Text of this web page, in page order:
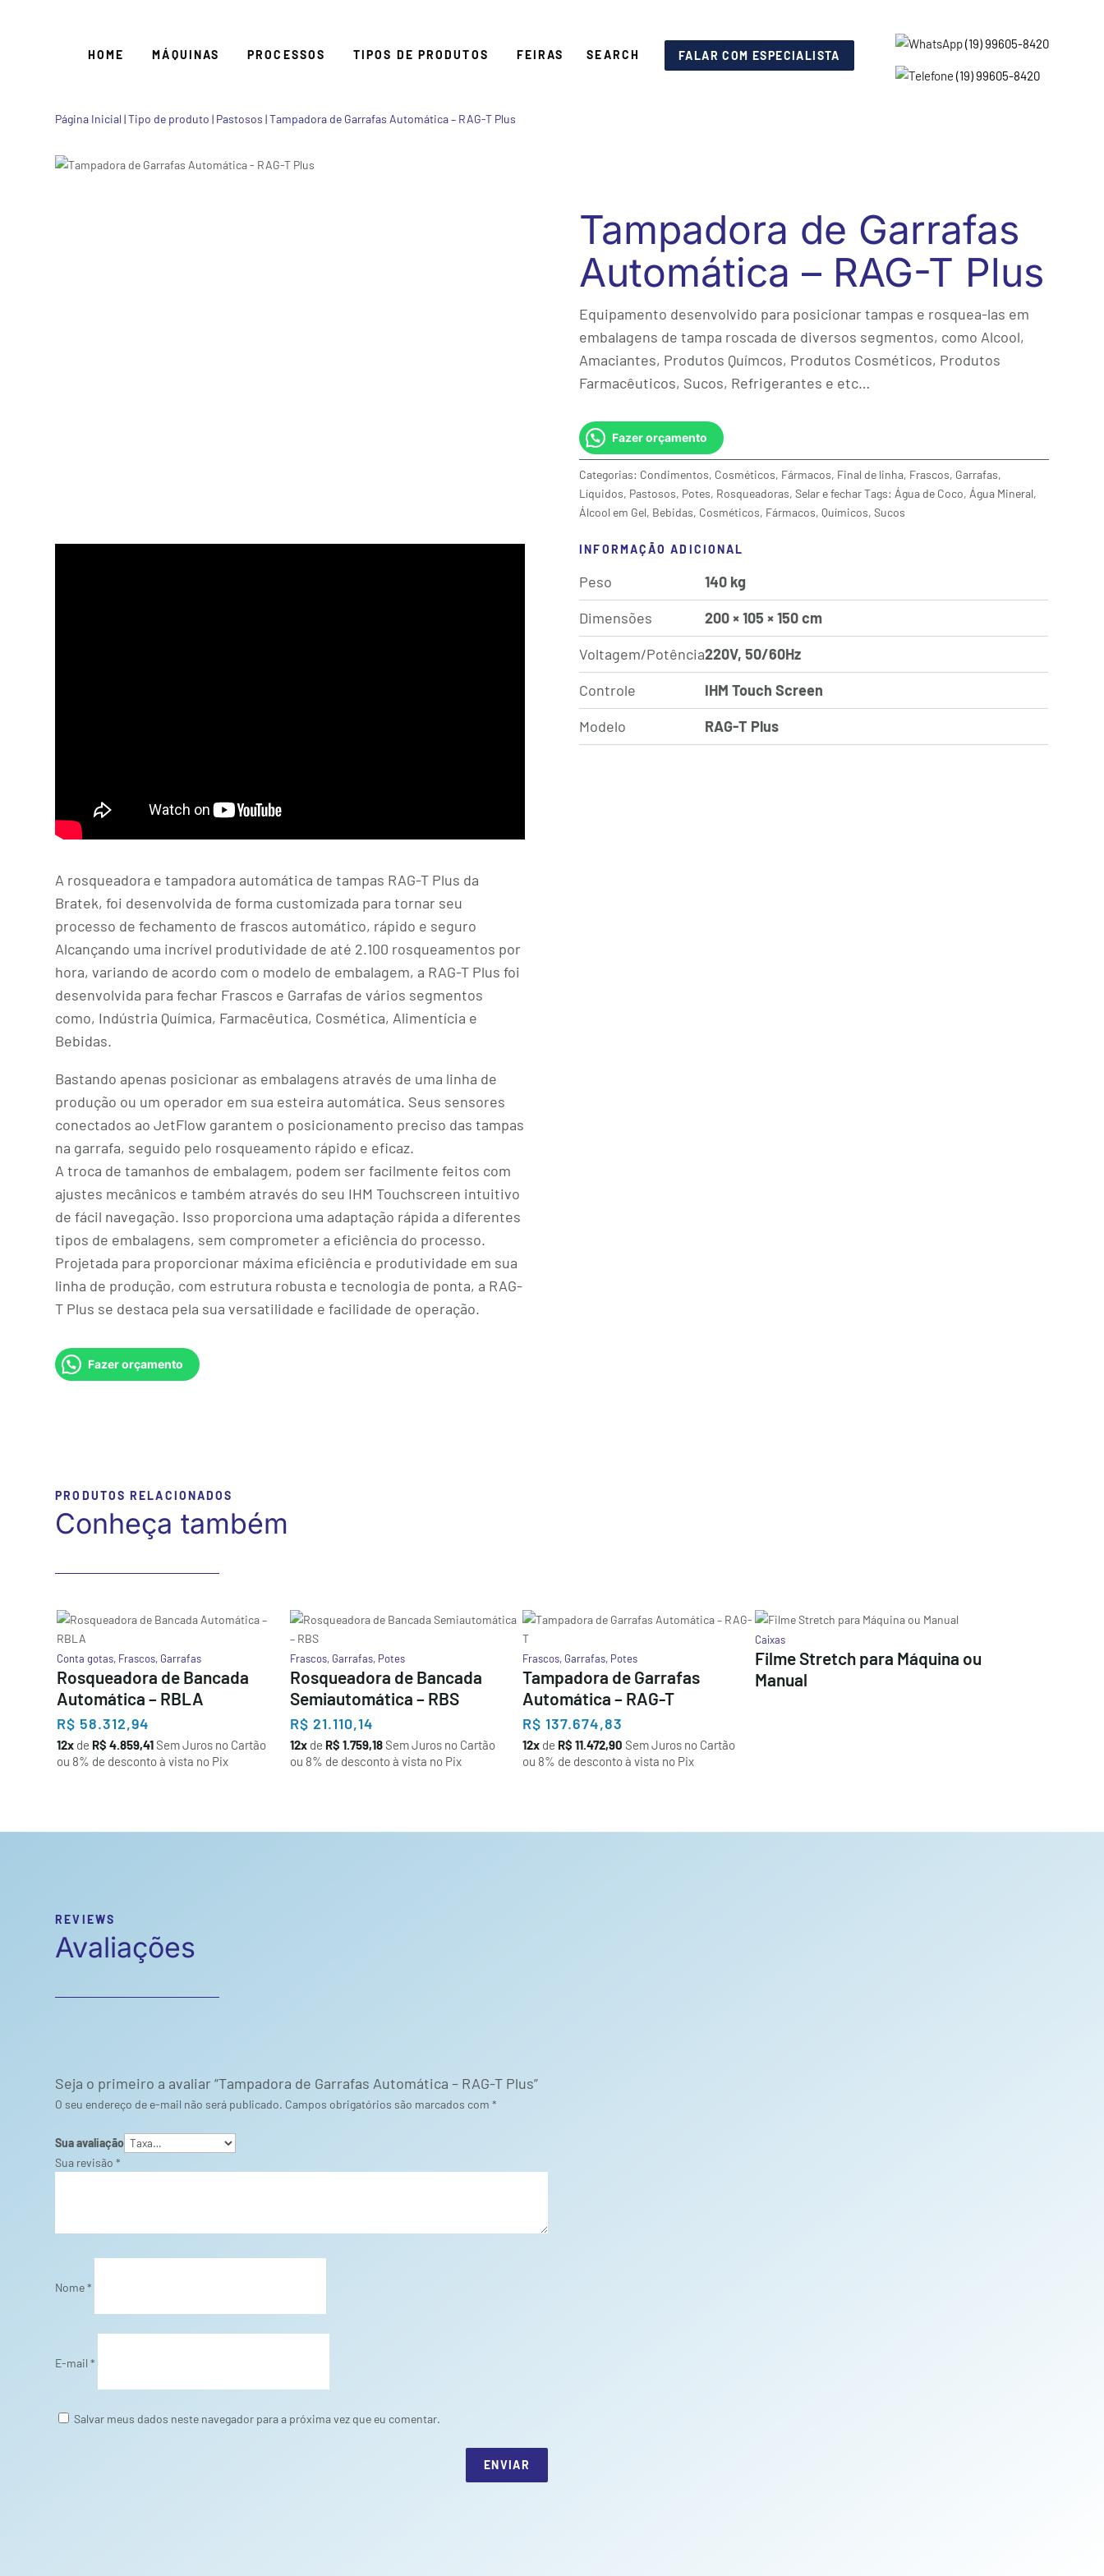
HOME MÁQUINAS PROCESSOS TIPOS DE PRODUTOS FEIRAS SEARCH FALAR COM ESPECIALISTA
(19) 99605-8420
(19) 99605-8420
Página Inicial|Tipo de produto | Pastosos |Tampadora de Garrafas Automática – RAG-T Plus
Tampadora de Garrafas
Automática – RAG-T Plus
Equipamento desenvolvido para posicionar tampas e rosquea-las em
embalagens de tampa roscada de diversos segmentos, como Alcool,
Amaciantes, Produtos Químcos, Produtos Cosméticos, Produtos
Farmacêuticos, Sucos, Refrigerantes e etc…
Fazer orçamento
Categorias: Condimentos, Cosméticos, Fármacos, Final de linha, Frascos, Garrafas,
Líquidos, Pastosos, Potes, Rosqueadoras,Selar e fecharTags: Água de Coco, Água Mineral,
Álcool em Gel, Bebidas, Cosméticos, Fármacos,Químicos,Sucos
A rosqueadora e tampadora automática de tampas RAG-T Plus da
Bratek, foi desenvolvida de forma customizada para tornar seu
processo de fechamento de frascos automático, rápido e seguro
Alcançando uma incrível produtividade de até 2.100 rosqueamentos por
hora, variando de acordo com o modelo de embalagem, a RAG-T Plus foi
desenvolvida para fechar Frascos e Garrafas de vários segmentos
como, Indústria Química, Farmacêutica, Cosmética, Alimentícia e
Bebidas.
Bastando apenas posicionar as embalagens através de uma linha de
produção ou um operador em sua esteira automática. Seus sensores
conectados ao JetFlow garantem o posicionamento preciso das tampas
na garrafa, seguido pelo rosqueamento rápido e eficaz.
A troca de tamanhos de embalagem, podem ser facilmente feitos com
ajustes mecânicos e também através do seu IHM Touchscreen intuitivo
de fácil navegação. Isso proporciona uma adaptação rápida a diferentes
tipos de embalagens, sem comprometer a eficiência do processo.
Projetada para proporcionar máxima eficiência e produtividade em sua
linha de produção, com estrutura robusta e tecnologia de ponta, a RAG-
T Plus se destaca pela sua versatilidade e facilidade de operação.
Fazer orçamento
INFORMAÇÃO ADICIONAL
Peso
140 kg
Dimensões
200 × 105 × 150 cm
Voltagem/Potência220V, 50/60Hz
Controle
IHM Touch Screen
Modelo
RAG-T Plus
PRODUTOS RELACIONADOS
Conheça também
Conta gotas, Frascos, Garrafas
Rosqueadora de Bancada
Automática – RBLA
R$ 58.312,94
12x de R$ 4.859,41Sem Juros no Cartão
ou 8% de desconto à vista no Pix
Frascos, Garrafas, Potes
Rosqueadora de Bancada
Semiautomática – RBS
R$ 21.110,14
12xde R$ 1.759,18Sem Juros no Cartão
ou 8% de desconto à vista no Pix
Frascos, Garrafas, Potes
Tampadora de Garrafas
Automática – RAG-T
R$ 137.674,83
12xde R$ 11.472,90 Sem Juros no Cartão
ou 8% de desconto à vista no Pix
Caixas
Filme Stretch para Máquina ou
Manual
REVIEWS
Avaliações
Seja o primeiro a avaliar “Tampadora de Garrafas Automática – RAG-T Plus”
O seu endereço de e-mail não será publicado. Campos obrigatórios são marcados com*
Sua avaliação
Sua revisão*
Nome*
E-mail*
Salvar meus dados neste navegador para a próxima vez que eu comentar.
ENVIAR